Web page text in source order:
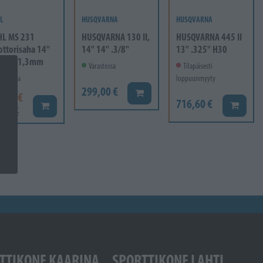
MS 231
14"
Pm 1,3mm
€
€ Lisää koriin
HUSQVARNA
HUSQVARNA 130 II,
14" 14" .3/8"
Varastossa
299,00 € Lisää koriin
HUSQVARNA
HUSQVARNA 445 II
13" .325" H30
Tilapäisesti
loppuunmyyty
716,60 € Lisää